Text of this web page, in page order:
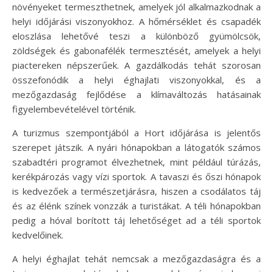
növényeket termeszthetnek, amelyek jól alkalmazkodnak a
helyi időjárási viszonyokhoz. A hőmérséklet és csapadék
eloszlása lehetővé teszi a különböző gyümölcsök,
zöldségek és gabonafélék termesztését, amelyek a helyi
piactereken népszerűek. A gazdálkodás tehát szorosan
összefonódik a helyi éghajlati viszonyokkal, és a
mezőgazdaság fejlődése a klímaváltozás hatásainak
figyelembevételével történik.
A turizmus szempontjából a Hort időjárása is jelentős
szerepet játszik. A nyári hónapokban a látogatók számos
szabadtéri programot élvezhetnek, mint például túrázás,
kerékpározás vagy vízi sportok. A tavaszi és őszi hónapok
is kedvezőek a természetjárásra, hiszen a csodálatos táj
és az élénk színek vonzzák a turistákat. A téli hónapokban
pedig a hóval borított táj lehetőséget ad a téli sportok
kedvelőinek.
A helyi éghajlat tehát nemcsak a mezőgazdaságra és a